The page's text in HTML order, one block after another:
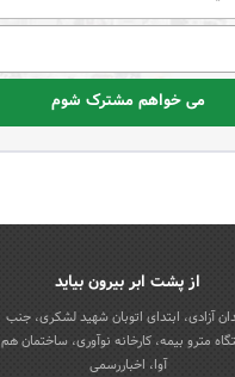
می خواهم مشترک شوم
از پشت ابر بیرون بیاید
آزادی، ابتدای اتوبان شهید لشکری، جنب
مترو بیمه، کارخانه نوآوری، ساختمان هم
آوا، اخباررسمی